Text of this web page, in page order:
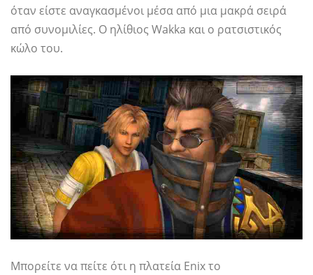
όταν είστε αναγκασμένοι μέσα από μια μακρά σειρά
από συνομιλίες. Ο ηλίθιος Wakka και ο ρατσιστικός
κώλο του.
Μπορείτε να πείτε ότι η πλατεία Enix το